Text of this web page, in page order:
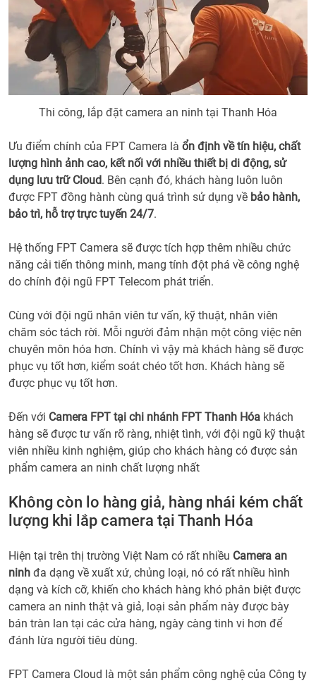
Thi công, lắp đặt camera an ninh tại Thanh Hóa
Ưu điểm chính của FPT Camera là ổn định về tín hiệu, chất
lượng hình ảnh cao, kết nối với nhiều thiết bị di động, sử
dụng lưu trữ Cloud. Bên cạnh đó, khách hàng luôn luôn
được FPT đồng hành cùng quá trình sử dụng về bảo hành,
bảo trì, hỗ trợ trực tuyến 24/7.
Hệ thống FPT Camera sẽ được tích hợp thêm nhiều chức
năng cải tiến thông minh, mang tính đột phá về công nghệ
do chính đội ngũ FPT Telecom phát triển.
Cùng với đội ngũ nhân viên tư vấn, kỹ thuật, nhân viên
chăm sóc tách rời. Mỗi người đảm nhận một công việc nên
chuyên môn hóa hơn. Chính vì vậy mà khách hàng sẽ được
phục vụ tốt hơn, kiểm soát chéo tốt hơn. Khách hàng sẽ
được phục vụ tốt hơn.
Đến với Camera FPT tại chi nhánh FPT Thanh Hóa khách
hàng sẽ được tư vấn rõ ràng, nhiệt tình, với đội ngũ kỹ thuật
viên nhiều kinh nghiệm, giúp cho khách hàng có được sản
phẩm camera an ninh chất lượng nhất
Không còn lo hàng giả, hàng nhái kém chất
lượng khi lắp camera tại Thanh Hóa
Hiện tại trên thị trường Việt Nam có rất nhiều Camera an
ninh đa dạng về xuất xứ, chủng loại, nó có rất nhiều hình
dạng và kích cỡ, khiến cho khách hàng khó phân biệt được
camera an ninh thật và giả, loại sản phẩm này được bày
bán tràn lan tại các cửa hàng, ngày càng tinh vi hơn để
đánh lừa người tiêu dùng.
FPT Camera Cloud là một sản phẩm công nghệ của Công ty